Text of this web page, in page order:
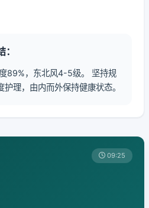
89%，东北风4-5级。 坚持规
理，由内而外保持健康状态。
09:25